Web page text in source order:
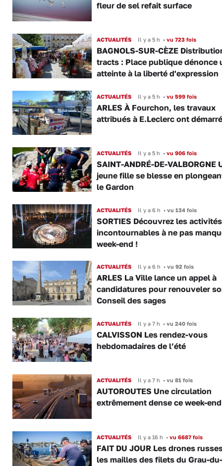
fleur de sel refait surface
ACTUALITÉS Il y a 5 h •vu 723 fois
BAGNOLS-SUR-CÈZE
tracts : Place publique dénonce
atteinte à la liberté d'expression
ACTUALITÉS Il y a 5 h •vu 599 fois
ARLES À Fourchon, les travaux
attribués à E.Leclerc ont démarré
ACTUALITÉS Il y a 5 h •vu 906 fois
SAINT-ANDRÉ-DE-VALBORGNE
jeune fille se blesse en
le Gardon
ACTUALITÉS Il y a 6 h •vu 134 fois
SORTIES Découvrez les activités
incontournables à ne pas
week-end !
ACTUALITÉS Il y a 6 h •vu 92 fois
ARLES La Ville lance un appel à
candidatures pour renouveler
Conseil des sages
ACTUALITÉS Il y a 7 h •vu 240 fois
CALVISSON Les rendez-vous
hebdomadaires de l’été
ACTUALITÉS Il y a 7 h •vu 81 fois
AUTOROUTES Une circulation
extrêmement dense ce week-end
ACTUALITÉS Il y a 16 h •vu 6687 fois
FAIT DU JOUR Les drones
les mailles des filets du Grau-